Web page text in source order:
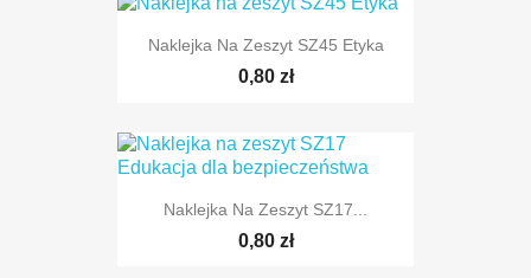
Naklejka Na Zeszyt SZ45 Etyka
0,80 zł
Naklejka Na Zeszyt SZ17...
0,80 zł